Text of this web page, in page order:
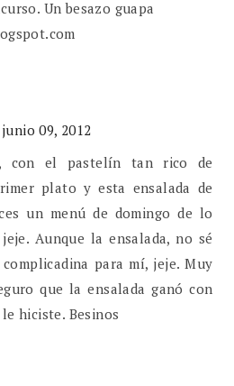
Un besazo guapa
09, 2012
con el pastelín tan rico de
plato y esta ensalada de
un menú de domingo de lo
Aunque la ensalada, no sé
para mí, jeje. Muy
que la ensalada ganó con
hiciste. Besinos